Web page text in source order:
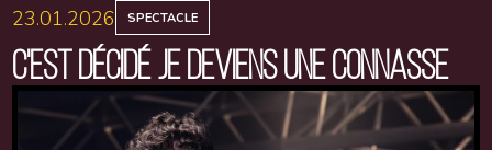
23.01.2026 SPECTACLE
C'EST DÉCIDÉ JE DEVIENS UNE CONNASSE